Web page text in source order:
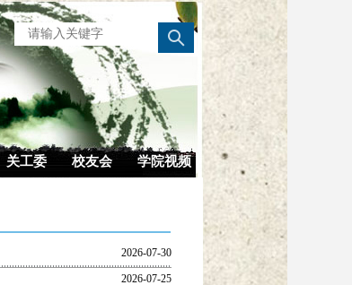
关工委 校友会 学院视频
2026-07-30
2026-07-25